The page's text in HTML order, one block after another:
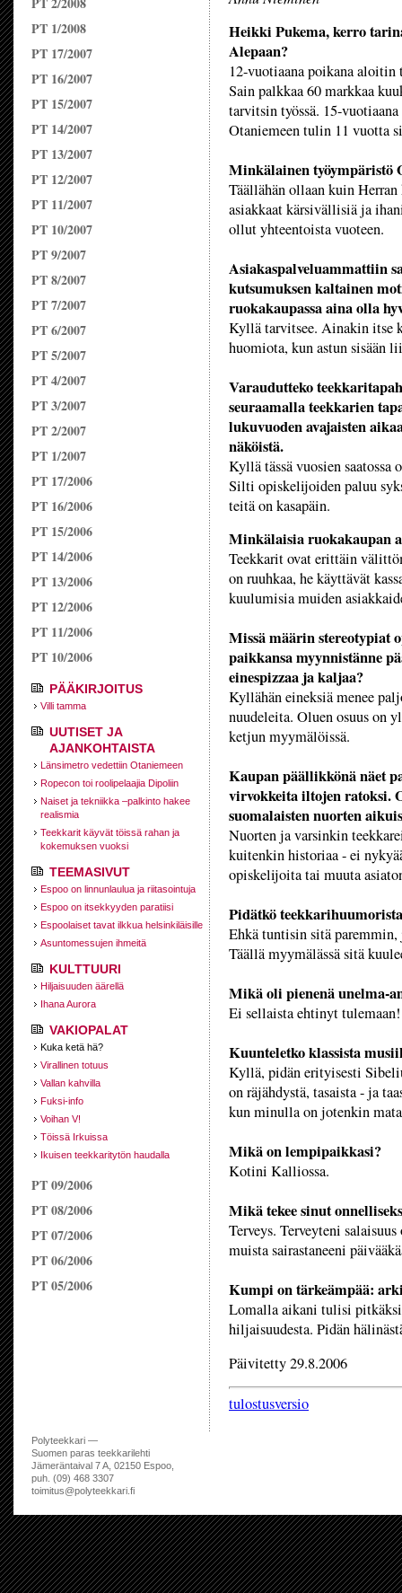
PT 1/2008
PT 17/2007
PT 16/2007
PT 15/2007
PT 14/2007
PT 13/2007
PT 12/2007
PT 11/2007
PT 10/2007
PT 9/2007
PT 8/2007
PT 7/2007
PT 6/2007
PT 5/2007
PT 4/2007
PT 3/2007
PT 2/2007
PT 1/2007
PT 17/2006
PT 16/2006
PT 15/2006
PT 14/2006
PT 13/2006
PT 12/2006
PT 11/2006
PT 10/2006
PÄÄKIRJOITUS
Villi tamma
UUTISET JA
AJANKOHTAISTA
Länsimetro vedettiin Otaniemeen
Ropecon toi roolipelaajia Dipoliin
Naiset ja tekniikka –palkinto hakee
realismia
Teekkarit käyvät töissä rahan ja
kokemuksen vuoksi
TEEMASIVUT
Espoo on linnunlaulua ja riitasointuja
Espoo on itsekkyyden paratiisi
Espoolaiset tavat ilkkua helsinkiläisille
Asuntomessujen ihmeitä
KULTTUURI
Hiljaisuuden äärellä
Ihana Aurora
VAKIOPALAT
Kuka ketä hä?
Virallinen totuus
Vallan kahvilla
Fuksi-info
Voihan V!
Töissä Irkuissa
Ikuisen teekkaritytön haudalla
PT 09/2006
PT 08/2006
PT 07/2006
PT 06/2006
PT 05/2006
Heikki Pukema, kerro
Alepaan?
12-vuotiaana poikana aloitin
Sain palkkaa 60 markkaa
tarvitsin työssä. 15-
Otaniemeen tulin 11 vuotta
Minkälainen työympäristö
Täällähän ollaan kuin
asiakkaat kärsivällisiä ja
ollut yhteentoista vuoteen.
Asiakaspalveluammattiin
kutsumuksen kaltainen
ruokakaupassa aina olla
Kyllä tarvitsee. Ainakin itse
huomiota, kun astun sisään
Varaudutteko
seuraamalla teekkarien
lukuvuoden avajaisten
näköistä.
Kyllä tässä vuosien
Silti opiskelijoiden paluu
teitä on kasapäin.
Minkälaisia ruokakaupan
Teekkarit ovat erittäin
on ruuhkaa, he käyttävät
kuulumisia muiden
Missä määrin stereotypiat
paikkansa myynnistänne
einespizzaa ja kaljaa?
Kyllähän eineksiä menee
nuudeleita. Oluen osuus on
ketjun myymälöissä.
Kaupan päällikkönä näet
virvokkeita iltojen ratoksi.
suomalaisten nuorten
Nuorten ja varsinkin
kuitenkin historiaa - ei
opiskelijoita tai muuta
Pidätkö
Ehkä tuntisin sitä
Täällä myymälässä sitä
Mikä oli pienenä unelma-
Ei sellaista ehtinyt
Kuunteletko klassista
Kyllä, pidän erityisesti
on räjähdystä, tasaista - ja
kun minulla on jotenkin
Mikä on lempipaikkasi?
Kotini Kalliossa.
Mikä tekee sinut
Terveys. Terveyteni
muista sairastaneeni
Kumpi on tärkeämpää:
Lomalla aikani tulisi
hiljaisuudesta. Pidän
Päivitetty 29.8.2006
tulostusversio
Polyteekkari —
Suomen paras teekkarilehti
Jämeräntaival 7 A, 02150 Espoo,
puh. (09) 468 3307
toimitus@polyteekkari.fi